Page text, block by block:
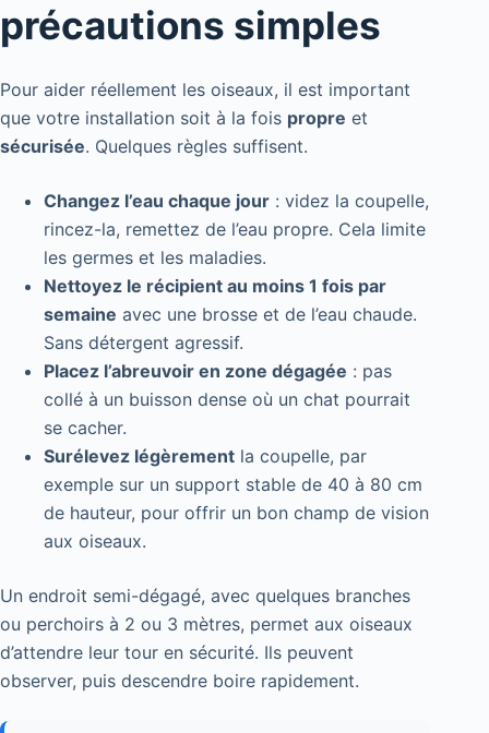
précautions simples
Pour aider réellement les oiseaux, il est important
que votre installation soit à la fois propre et
sécurisée. Quelques règles suffisent.
Changez l’eau chaque jour : videz la coupelle,
rincez-la, remettez de l’eau propre. Cela limite
les germes et les maladies.
Nettoyez le récipient au moins 1 fois par
semaine avec une brosse et de l’eau chaude.
Sans détergent agressif.
Placez l’abreuvoir en zone dégagée : pas
collé à un buisson dense où un chat pourrait
se cacher.
Surélevez légèrement la coupelle, par
exemple sur un support stable de 40 à 80 cm
de hauteur, pour offrir un bon champ de vision
aux oiseaux.
Un endroit semi-dégagé, avec quelques branches
ou perchoirs à 2 ou 3 mètres, permet aux oiseaux
d’attendre leur tour en sécurité. Ils peuvent
observer, puis descendre boire rapidement.